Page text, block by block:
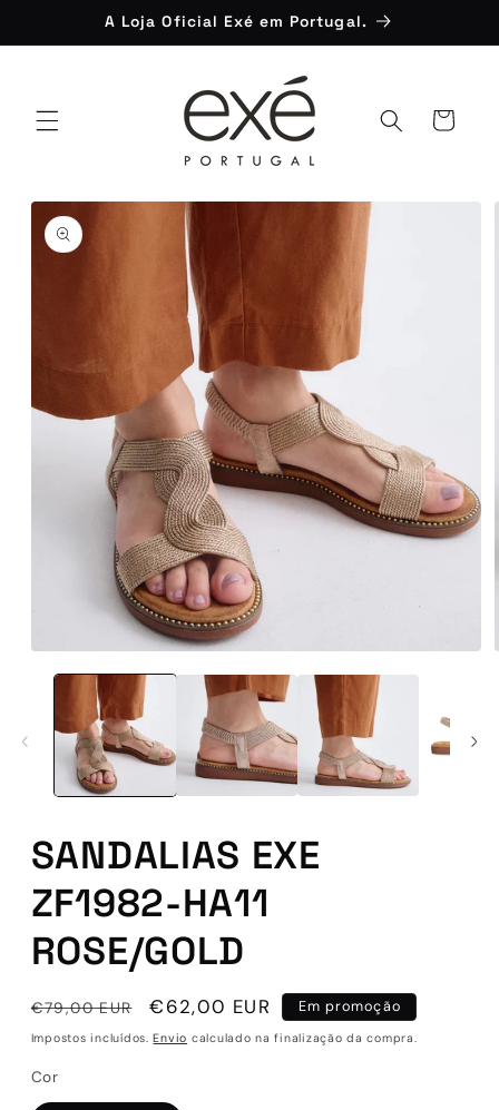
conteúdo
A Loja Oficial Exé em Portugal.
Carrinho
informação
do produto
conteúdo
multimédia
SANDALIAS EXE
ZF1982-HA11
ROSE/GOLD
Preço
normal
€79,00 EUR
Preço
de
€62,00 EUR Em promoção
Impostos incluídos.Envio calculado na finalização da compra.
Cor